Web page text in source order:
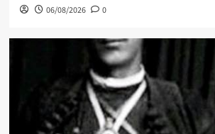
06/08/2026 0